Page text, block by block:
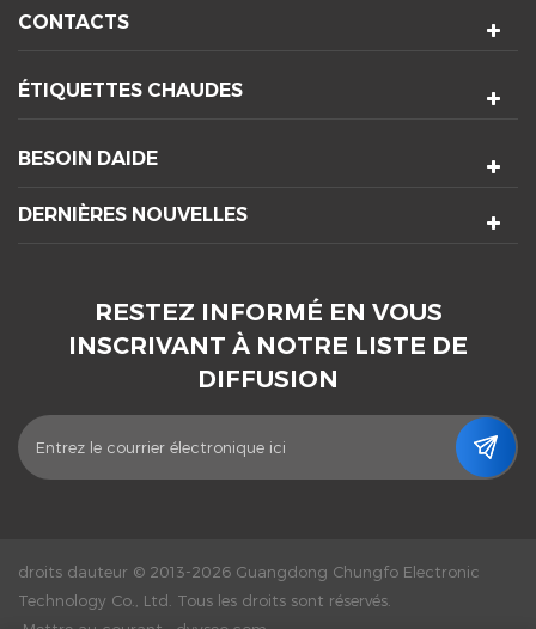
CONTACTS
ÉTIQUETTES CHAUDES
BESOIN DAIDE
DERNIÈRES NOUVELLES
RESTEZ INFORMÉ EN VOUS
INSCRIVANT À NOTRE LISTE DE
DIFFUSION
droits dauteur © 2013-2026 Guangdong Chungfo Electronic
Technology Co., Ltd. Tous les droits sont réservés.